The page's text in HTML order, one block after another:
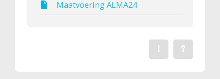
Maatvoering ALMA24
Stel een
?
Een fout gevonden?
!